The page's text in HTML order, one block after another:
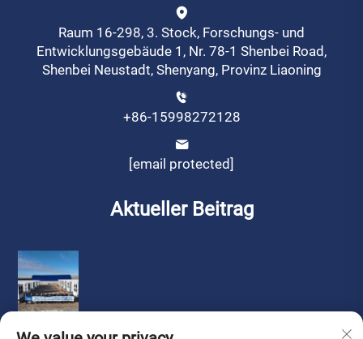
Raum 16-298, 3. Stock, Forschungs- und
Entwicklungsgebäude 1, Nr. 78-1 Shenbei Road,
Shenbei Neustadt, Shenyang, Provinz Liaoning
+86-15998272128
[email protected]
Aktueller Beitrag